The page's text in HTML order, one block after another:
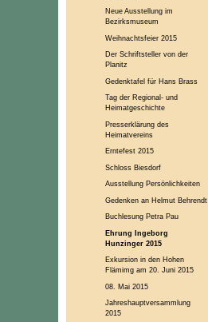
Neue Ausstellung im
Bezirksmuseum
Weihnachtsfeier 2015
Der Schriftsteller von der
Planitz
Gedenktafel für Hans Brass
Tag der Regional- und
Heimatgeschichte
Presserklärung des
Heimatvereins
Erntefest 2015
Schloss Biesdorf
Ausstellung Persönlichkeiten
Gedenken an Helmut Behrendt
Buchlesung Petra Pau
Ehrung Ingeborg
Hunzinger 2015
Exkursion in den Hohen
Flämimg am 20. Juni 2015
08. Mai 2015
Jahreshauptversammlung
2015